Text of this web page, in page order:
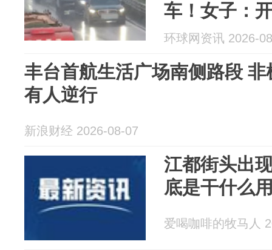
车！女子：
视镜起雾，
环球网资讯 2026-
丰台首航生活广场南侧路段
有人逆行
新浪财经 2026-08-07
江都街头出
底是干什么
爱喝咖啡的牧马人